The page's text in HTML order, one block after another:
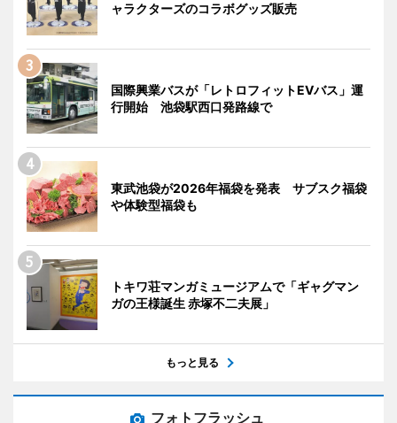
ャラクターズのコラボグッズ販売
国際興業バスが「レトロフィットEVバス」運
行開始 池袋駅西口発路線で
東武池袋が2026年福袋を発表 サブスク福袋
や体験型福袋も
トキワ荘マンガミュージアムで「ギャグマン
ガの王様誕生 赤塚不二夫展」
もっと見る
フォトフラッシュ